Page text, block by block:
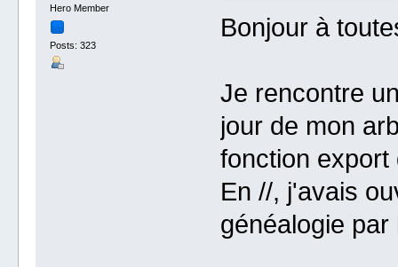
Hero Member
Posts: 323
Bonjour à
Je rencontre
jour de mon
fonction export
En //, j'avais
généalogie